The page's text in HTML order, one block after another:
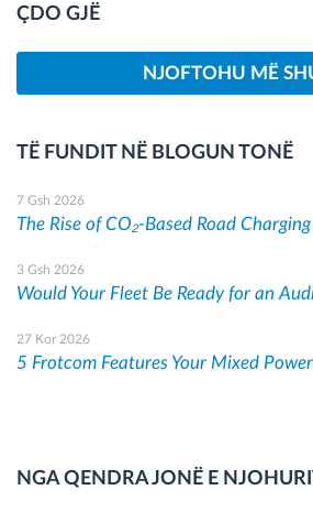
ÇDO GJË
NJOFTOHU MË
TË FUNDIT NË BLOGUN TONË
7 Gsh 2026
The Rise of CO₂-Based Road
3 Gsh 2026
Would Your Fleet Be Ready for an
27 Kor 2026
5 Frotcom Features Your Mixed
NGA QENDRA JONË E